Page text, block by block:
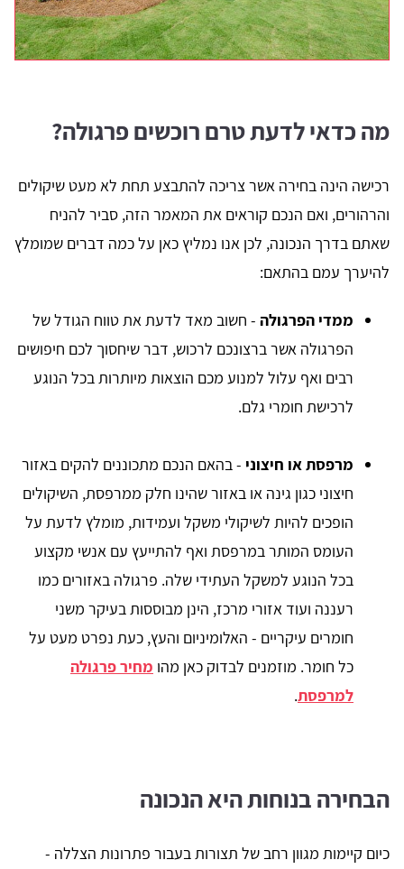
מה כדאי לדעת טרם רוכשים פרגולה?
רכישה הינה בחירה אשר צריכה להתבצע תחת לא מעט שיקולים
והרהורים, ואם הנכם קוראים את המאמר הזה, סביר להניח
שאתם בדרך הנכונה, לכן אנו נמליץ כאן על כמה דברים שמומלץ
להיערך עמם בהתאם:
ממדי הפרגולה - חשוב מאד לדעת את טווח הגודל של
הפרגולה אשר ברצונכם לרכוש, דבר שיחסוך לכם חיפושים
רבים ואף עלול למנוע מכם הוצאות מיותרות בכל הנוגע
לרכישת חומרי גלם.
מרפסת או חיצוני - בהאם הנכם מתכוננים להקים באזור
חיצוני כגון גינה או באזור שהינו חלק ממרפסת, השיקולים
הופכים להיות לשיקולי משקל ועמידות, מומלץ לדעת על
העומס המותר במרפסת ואף להתייעץ עם אנשי מקצוע
בכל הנוגע למשקל העתידי שלה. פרגולה באזורים כמו
רעננה ועוד אזורי מרכז, הינן מבוססות בעיקר משני
חומרים עיקריים - האלומיניום והעץ, כעת נפרט מעט על
כל חומר. מוזמנים לבדוק כאן מהו מחיר פרגולה
למרפסת.
הבחירה בנוחות היא הנכונה
כיום קיימות מגוון רחב של תצורות בעבור פתרונות הצללה -